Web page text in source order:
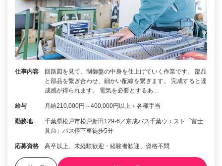
仕事内容
回路図を見て、制御盤の中身を仕上げていく作業です。 部品
と部品を繋ぎ合わせ、細かい配線を繋ぎます。 完成すると達
成感が得られます。 電気を必要とするあ…
給与 月給210,000円～400,000円以上＋各種手当
勤務地
千葉県松戸市松戸新田129-6／京成バス千葉ウエスト「富士
見台」バス停下車徒歩5分
応募資格 高卒以上、未経験歓迎・経験者歓迎、資格不問